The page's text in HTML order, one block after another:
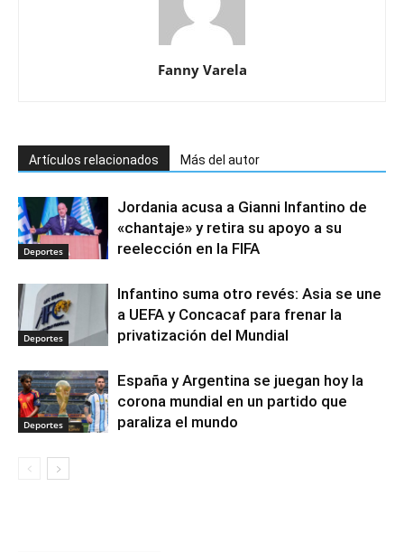
Fanny Varela
Artículos relacionados Más del autor
Deportes
Jordania acusa a Gianni Infantino de
«chantaje» y retira su apoyo a su
reelección en la FIFA
Deportes
Infantino suma otro revés: Asia se une
a UEFA y Concacaf para frenar la
privatización del Mundial
Deportes
España y Argentina se juegan hoy la
corona mundial en un partido que
paraliza el mundo